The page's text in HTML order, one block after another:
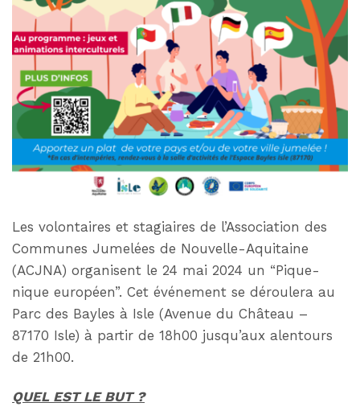
Les volontaires et stagiaires de l’Association des
Communes Jumelées de Nouvelle-Aquitaine
(ACJNA) organisent le 24 mai 2024 un “Pique-
nique européen”. Cet événement se déroulera au
Parc des Bayles à Isle (Avenue du Château –
87170 Isle) à partir de 18h00 jusqu’aux alentours
de 21h00.
QUEL EST LE BUT ?